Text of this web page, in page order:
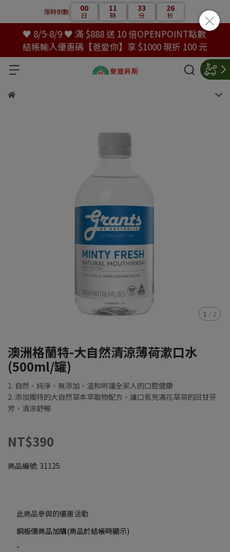
限時倒數 00
日
11
時
33
分
26
秒
♥ 8/5-8/9 ♥ 滿 $888 送 10 倍OPENPOINT點數
結帳輸入優惠碼【爸愛你】享 $1000 現折 100 元
1 / 2
澳洲格蘭特-大自然清涼薄荷漱口水
(500ml/罐)
1. 自然、純淨、無添加，溫和呵護全家人的口腔健康
2. 添加獨特的大自然草本萃取物配方，讓口氣充滿花草茶的回甘芬
芳，清涼舒暢
NT$390
商品編號: 31125
此商品參與的優惠活動
銅板價商品加購(商品於結帳時顯示)
-